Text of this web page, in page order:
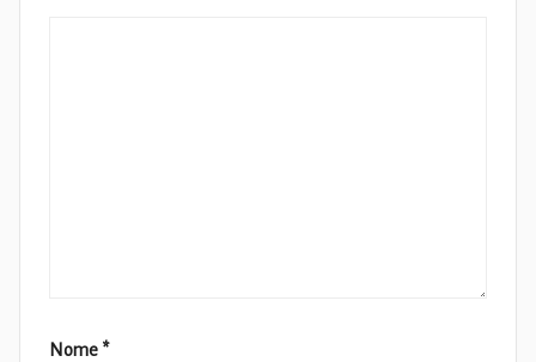
Nome *